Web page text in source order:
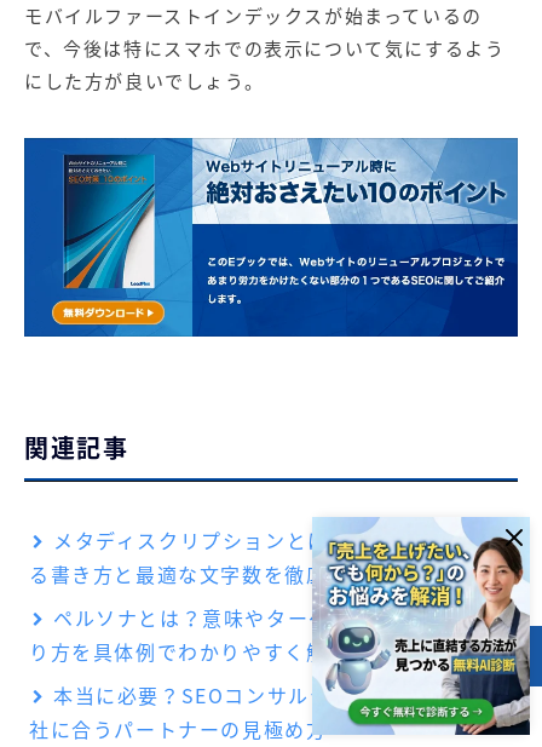
モバイルファーストインデックスが始まっているの
で、今後は特にスマホでの表示について気にするよう
にした方が良いでしょう。
関連記事
メタディスクリプションとは？SEO効果を高め
る書き方と最適な文字数を徹底解説
ペルソナとは？意味やターゲットとの違い、作
り方を具体例でわかりやすく解説
本当に必要？SEOコンサルティングの効果と自
社に合うパートナーの見極め方
目次